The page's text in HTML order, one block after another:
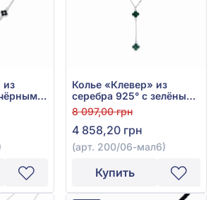
из
Колье «Клевер» из
серебра 925° с зелёным
малахитом, арт. 200/06-
мал6
8 097,00 грн
4 858,20 грн
(арт. 200/06-мал6)
Купить